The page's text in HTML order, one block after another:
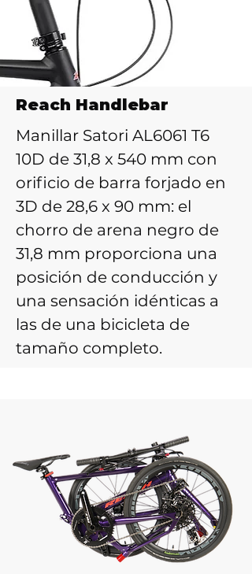
Reach Handlebar
Manillar Satori AL6061 T6
10D de 31,8 x 540 mm con
orificio de barra forjado en
3D de 28,6 x 90 mm: el
chorro de arena negro de
31,8 mm proporciona una
posición de conducción y
una sensación idénticas a
las de una bicicleta de
tamaño completo.